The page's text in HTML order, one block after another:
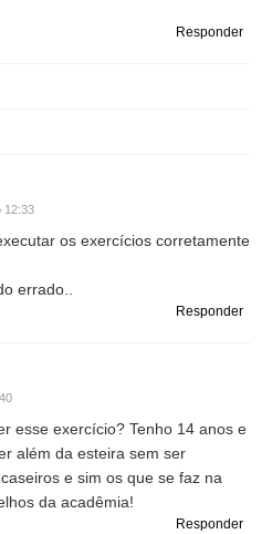
Responder
12:33
os exercícios corretamente
errado..
Responder
esse exercício? Tenho 14 anos e
além da esteira sem ser
e sim os que se faz na
da acadêmia!
Responder